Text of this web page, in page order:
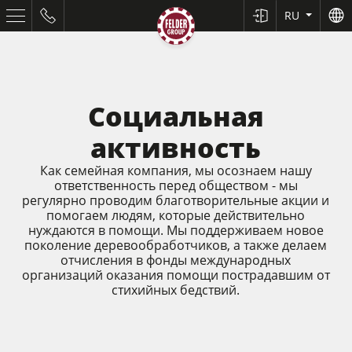
RU
Форматно-раскроечные станки
Строгальные станки
Фрезерные станки
Социальная
активность
Как семейная компания, мы осознаем нашу
ответственность перед обществом - мы
регулярно проводим благотворительные акции и
помогаем людям, которые действительно
нуждаются в помощи. Мы поддерживаем новое
поколение деревообработчиков, а также делаем
отчисления в фонды международных
организаций оказания помощи пострадавшим от
стихийных бедствий.